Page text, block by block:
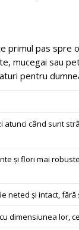
primul pas spre
mucegai sau
pentru
când sunt
și flori mai
neted și intact,
dimensiunea lor,